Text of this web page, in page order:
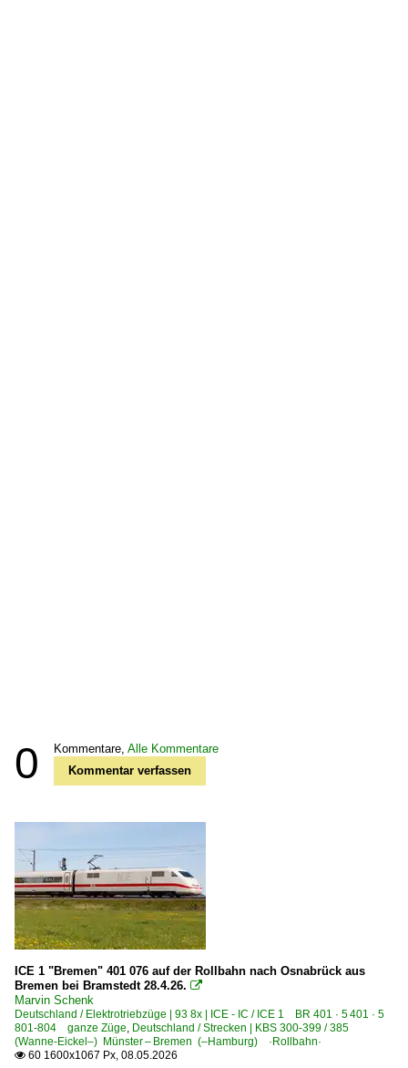
0 Kommentare, Alle Kommentare
Kommentar verfassen
ICE 1 "Bremen" 401 076 auf der Rollbahn nach Osnabrück aus
Bremen bei Bramstedt 28.4.26. 
Marvin Schenk
Deutschland / Elektrotriebzüge | 93 8x | ICE - IC / ICE 1 BR 401 · 5 401 · 5
801-804 ganze Züge, Deutschland / Strecken | KBS 300-399 / 385
(Wanne-Eickel–) Münster – Bremen (–Hamburg) ·Rollbahn·
 60 1600x1067 Px, 08.05.2026